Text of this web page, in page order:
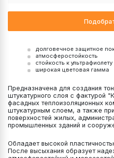
долговечное защитное
атмосферостойкость
стойкость к ультрафиолету
широкая цветовая гамма
Предназначена для создания
штукатурного слоя с фактурой
фасадных теплоизоляционных
штукатурным слоем, а также
поверхностей жилых,
промышленных зданий и
Обладает высокой
После высыхания образует